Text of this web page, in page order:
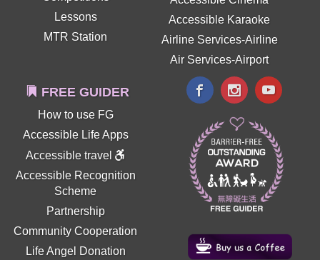
Lessons
MTR Station
Accessible Karaoke
Airline Services-Airline
Air Services-Airport
FREE GUIDER
How to use FG
Accessible Life Apps
Accessible travel
Accessible Recognition
Scheme
Partnership
Community Cooperation
Life Angel Donation